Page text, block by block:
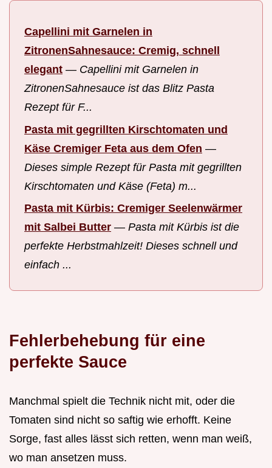
Capellini mit Garnelen in
ZitronenSahnesauce: Cremig, schnell
elegant — Capellini mit Garnelen in
ZitronenSahnesauce ist das Blitz Pasta
Rezept für F...
Pasta mit gegrillten Kirschtomaten und
Käse Cremiger Feta aus dem Ofen —
Dieses simple Rezept für Pasta mit gegrillten
Kirschtomaten und Käse (Feta) m...
Pasta mit Kürbis: Cremiger Seelenwärmer
mit Salbei Butter — Pasta mit Kürbis ist die
perfekte Herbstmahlzeit! Dieses schnell und
einfach ...
Fehlerbehebung für eine
perfekte Sauce
Manchmal spielt die Technik nicht mit, oder die
Tomaten sind nicht so saftig wie erhofft. Keine
Sorge, fast alles lässt sich retten, wenn man weiß,
wo man ansetzen muss.